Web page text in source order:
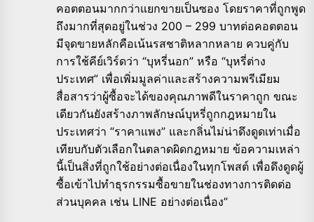
คอตตอนมากกว่าแยกขายเป็นซอง โดยราคาที่ถูกพูด
ถึงมากที่สุดอยู่ในช่วง 200 – 299 บาทต่อคอตตอน
มีจุดขายหลักคือเน้นรสชาติหลากหลาย ควบคู่กับ
การใช้คีย์เวิร์ดว่า “บุหรี่นอก” หรือ “บุหรี่ต่าง
ประเทศ” เพื่อเพิ่มมูลค่าและสร้างความพรีเมียม
สื่อสารว่าผู้ซื้อจะได้ของคุณภาพดีในราคาถูก ขณะ
เดียวกันยังสร้างภาพลักษณ์บุหรี่ถูกกฎหมายใน
ประเทศว่า “ราคาแพง” และกลิ่นไม่น่าดึงดูดเท่าเมื่อ
เทียบกับตัวเลือกในตลาดผิดกฎหมาย ข้อความเหล่า
นี้เป็นสิ่งที่ถูกใช้อย่างต่อเนื่องในทุกโพสต์ เพื่อดึงดูดผู้
ซื้อเข้าไปทำธุรกรรมซื้อขายในช่องทางการติดต่อ
ส่วนบุคคล เช่น LINE อย่างต่อเนื่อง”